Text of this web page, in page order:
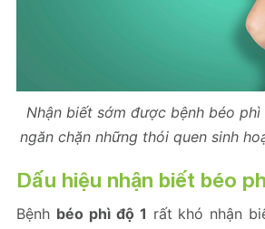
Nhận biết sớm được bệnh béo
ngăn chặn những thói quen sinh
Dấu hiệu nhận biết béo
Bệnh béo phì độ 1 rất khó nhận